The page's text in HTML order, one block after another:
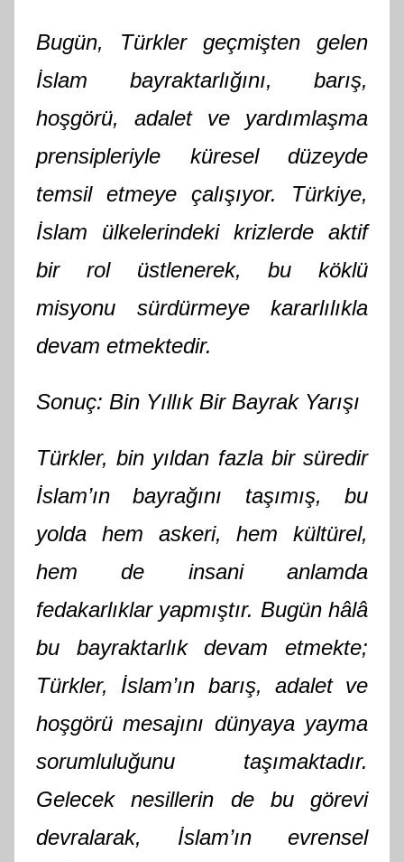
Bugün, Türkler geçmişten gelen
İslam bayraktarlığını, barış,
hoşgörü, adalet ve yardımlaşma
prensipleriyle küresel düzeyde
temsil etmeye çalışıyor. Türkiye,
İslam ülkelerindeki krizlerde aktif
bir rol üstlenerek, bu köklü
misyonu sürdürmeye kararlılıkla
devam etmektedir.
Sonuç: Bin Yıllık Bir Bayrak Yarışı
Türkler, bin yıldan fazla bir süredir
İslam’ın bayrağını taşımış, bu
yolda hem askeri, hem kültürel,
hem de insani anlamda
fedakarlıklar yapmıştır. Bugün hâlâ
bu bayraktarlık devam etmekte;
Türkler, İslam’ın barış, adalet ve
hoşgörü mesajını dünyaya yayma
sorumluluğunu taşımaktadır.
Gelecek nesillerin de bu görevi
devralarak, İslam’ın evrensel